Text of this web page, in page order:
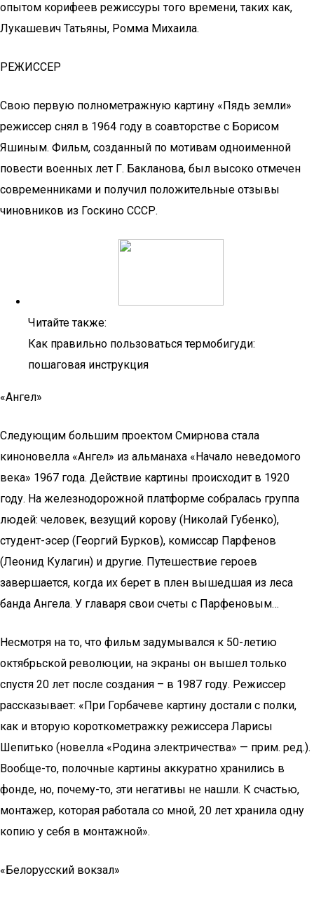
опытом корифеев режиссуры того времени, таких как,
Лукашевич Татьяны, Ромма Михаила.
РЕЖИССЕР
Свою первую полнометражную картину «Пядь земли»
режиссер снял в 1964 году в соавторстве с Борисом
Яшиным. Фильм, созданный по мотивам одноименной
повести военных лет Г. Бакланова, был высоко отмечен
современниками и получил положительные отзывы
чиновников из Госкино СССР.
Читайте также:
Как правильно пользоваться термобигуди:
пошаговая инструкция
«Ангел»
Следующим большим проектом Смирнова стала
киноновелла «Ангел» из альманаха «Начало неведомого
века» 1967 года. Действие картины происходит в 1920
году. На железнодорожной платформе собралась группа
людей: человек, везущий корову (Николай Губенко),
студент-эсер (Георгий Бурков), комиссар Парфенов
(Леонид Кулагин) и другие. Путешествие героев
завершается, когда их берет в плен вышедшая из леса
банда Ангела. У главаря свои счеты с Парфеновым…
Несмотря на то, что фильм задумывался к 50-летию
октябрьской революции, на экраны он вышел только
спустя 20 лет после создания – в 1987 году. Режиссер
рассказывает: «При Горбачеве картину достали с полки,
как и вторую короткометражку режиссера Ларисы
Шепитько (новелла «Родина электричества» — прим. ред.).
Вообще-то, полочные картины аккуратно хранились в
фонде, но, почему-то, эти негативы не нашли. К счастью,
монтажер, которая работала со мной, 20 лет хранила одну
копию у себя в монтажной».
«Белорусский вокзал»